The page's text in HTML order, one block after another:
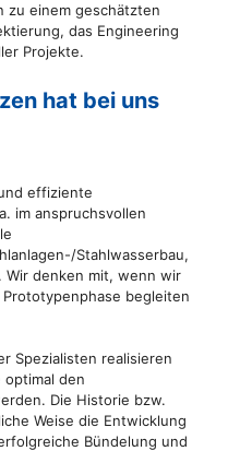
zu einem geschätzten
das Engineering
Projekte.
hat bei uns
effiziente
im anspruchsvollen
Stahlwasserbau,
Wir denken mit, wenn wir
begleiten
Spezialisten realisieren
optimal den
Die Historie bzw.
Weise die Entwicklung
Bündelung und